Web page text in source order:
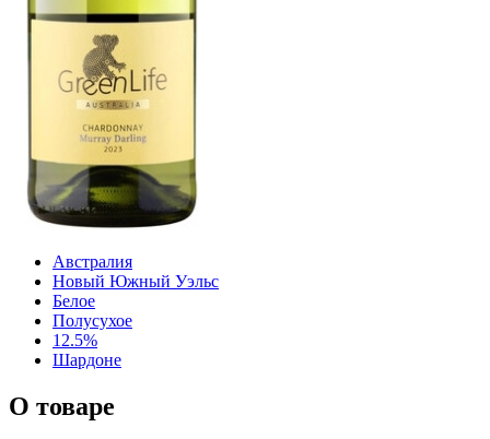
Австралия
Новый Южный Уэльс
Белое
Полусухое
12.5%
Шардоне
О товаре